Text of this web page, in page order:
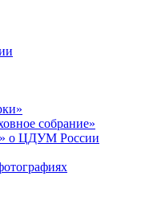
собрание»
о ЦДУМ России